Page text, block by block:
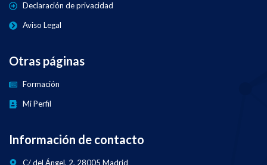
Declaración de privacidad
Aviso Legal
Otras páginas
Formación
Mi Perfil
Información de contacto
C/ del Ángel, 2, 28005 Madrid